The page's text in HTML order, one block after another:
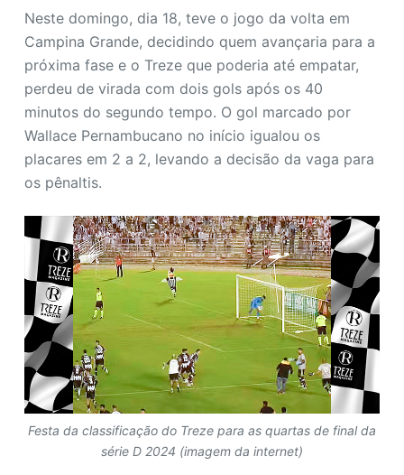
Neste domingo, dia 18, teve o jogo da volta em
Campina Grande, decidindo quem avançaria para a
próxima fase e o Treze que poderia até empatar,
perdeu de virada com dois gols após os 40
minutos do segundo tempo. O gol marcado por
Wallace Pernambucano no início igualou os
placares em 2 a 2, levando a decisão da vaga para
os pênaltis.
Festa da classificação do Treze para as quartas de final da
série D 2024 (imagem da internet)